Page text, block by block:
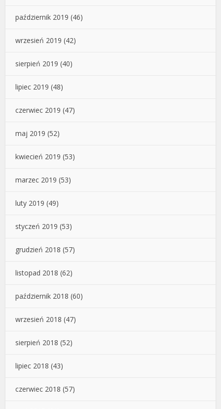
październik 2019 (46)
wrzesień 2019 (42)
sierpień 2019 (40)
lipiec 2019 (48)
czerwiec 2019 (47)
maj 2019 (52)
kwiecień 2019 (53)
marzec 2019 (53)
luty 2019 (49)
styczeń 2019 (53)
grudzień 2018 (57)
listopad 2018 (62)
październik 2018 (60)
wrzesień 2018 (47)
sierpień 2018 (52)
lipiec 2018 (43)
czerwiec 2018 (57)